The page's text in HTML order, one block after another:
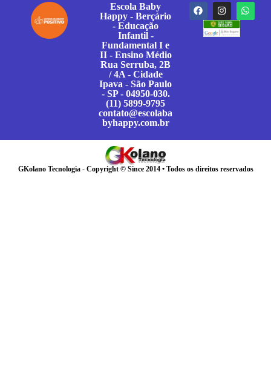
Escola Baby
Happy - Berçário
- Educação
Infantil -
Fundamental I e
II - Ensino Médio
Rua Serruba, 2B
/ 4A - Cidade
Ipava - São Paulo
- SP - 04950-030.
(11) 5899-9795
contato@escolaba
byhappy.com.br
GKolano Tecnologia - Copyright © Since 2014 • Todos os direitos reservados